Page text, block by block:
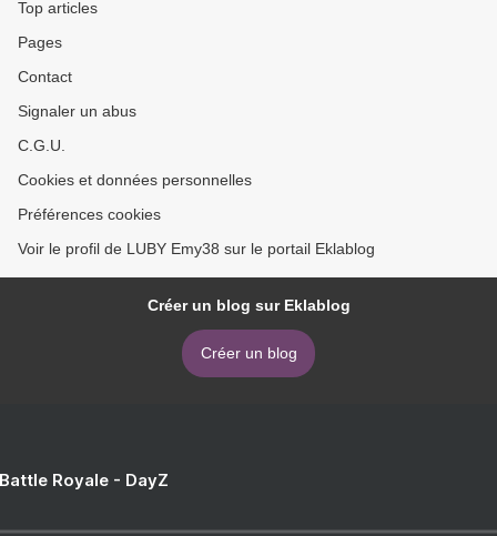
Top articles
Pages
Contact
Signaler un abus
C.G.U.
Cookies et données personnelles
Préférences cookies
Voir le profil de LUBY Emy38 sur le portail Eklablog
Créer un blog sur Eklablog
Créer un blog
Royale - DayZ